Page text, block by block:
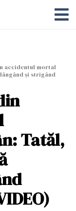
accidentul mortal
și strigând
Tatăl,